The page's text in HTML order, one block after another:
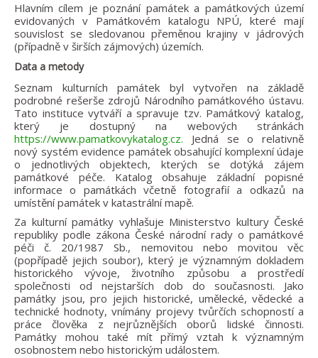
Hlavním cílem je poznání památek a památkových území
evidovaných v Památkovém katalogu NPÚ, které mají
souvislost se sledovanou přeměnou krajiny v jádrových
(případně v širších zájmových) územích.
Data a metody
Seznam kulturních památek byl vytvořen na základě
podrobné rešerše zdrojů Národního památkového ústavu.
Tato instituce vytváří a spravuje tzv. Památkový katalog,
který je dostupný na webových stránkách
https://www.pamatkovykatalog.cz. Jedná se o relativně
nový systém evidence památek obsahující komplexní údaje
o jednotlivých objektech, kterých se dotýká zájem
památkové péče. Katalog obsahuje základní popisné
informace o památkách včetně fotografií a odkazů na
umístění památek v katastrální mapě.
Za kulturní památky vyhlašuje Ministerstvo kultury České
republiky podle zákona České národní rady o památkové
péči č. 20/1987 Sb., nemovitou nebo movitou věc
(popřípadě jejich soubor), který je významným dokladem
historického vývoje, životního způsobu a prostředí
společnosti od nejstarších dob do současnosti. Jako
památky jsou, pro jejich historické, umělecké, vědecké a
technické hodnoty, vnímány projevy tvůrčích schopností a
práce člověka z nejrůznějších oborů lidské činnosti.
Památky mohou také mít přímý vztah k významným
osobnostem nebo historickým událostem.